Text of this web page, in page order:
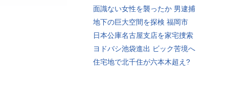
面識ない女性を襲ったか 男逮捕
地下の巨大空間を探検 福岡市
日本公庫名古屋支店を家宅捜索
ヨドバシ池袋進出 ビック苦境へ
住宅地で北千住が六本木超え?